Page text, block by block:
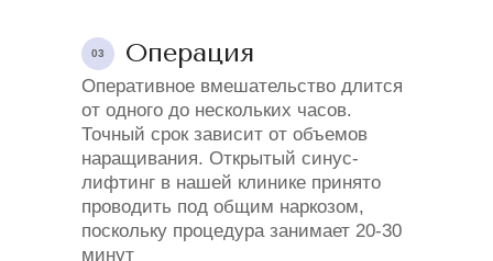
Операция
Оперативное вмешательство длится
от одного до нескольких часов.
Точный срок зависит от объемов
наращивания. Открытый синус-
лифтинг в нашей клинике принято
проводить под общим наркозом,
поскольку процедура занимает 20-30
минут
03